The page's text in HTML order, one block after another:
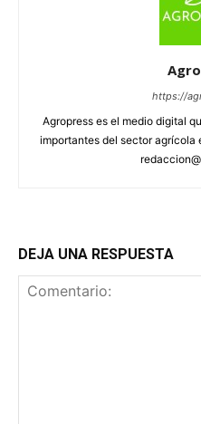
https://
Agropress es el medio digital
importantes del sector agrícola
DEJA UNA RESPUESTA